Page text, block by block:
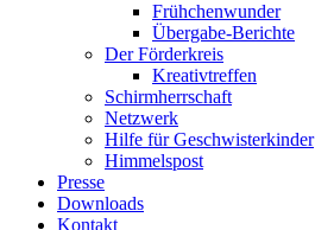
Frühchenwunder
Übergabe-Berichte
Der Förderkreis
Kreativtreffen
Schirmherrschaft
Netzwerk
Hilfe für Geschwisterkinder
Himmelspost
Presse
Downloads
Kontakt